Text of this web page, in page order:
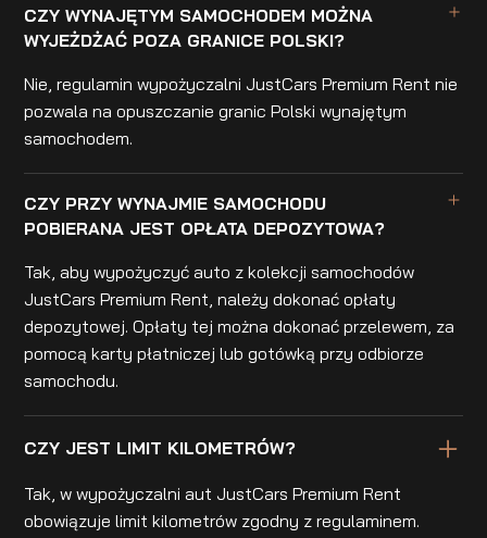
CZY WYNAJĘTYM SAMOCHODEM MOŻNA
WYJEŻDŻAĆ POZA GRANICE POLSKI?
Nie, regulamin wypożyczalni JustCars Premium Rent nie
pozwala na opuszczanie granic Polski wynajętym
samochodem.
CZY PRZY WYNAJMIE SAMOCHODU
POBIERANA JEST OPŁATA DEPOZYTOWA?
Tak, aby wypożyczyć auto z kolekcji samochodów
JustCars Premium Rent, należy dokonać opłaty
depozytowej. Opłaty tej można dokonać przelewem, za
pomocą karty płatniczej lub gotówką przy odbiorze
samochodu.
CZY JEST LIMIT KILOMETRÓW?
Tak, w wypożyczalni aut JustCars Premium Rent
obowiązuje limit kilometrów zgodny z regulaminem.